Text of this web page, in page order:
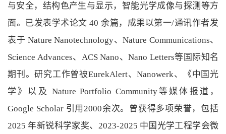
与安全，结构色产生与显示，智能光学成像与探测等方
面。已发表学术论文40 余篇，成果以第一/通讯作者发
表于 Nature Nanotechnology、 Nature Communications、
Science Advances、 ACS Nano、 Nano Letters等国际知名
期刊。研究工作曾被EurekAlert、Nanowerk、《中国光
学》以及Nature Portfolio Community等媒体报道，
Google Scholar 引用 2000余次。曾获得多项荣誉，包括
2025年新锐科学家奖、 2023-2025 中国光学工程学会微